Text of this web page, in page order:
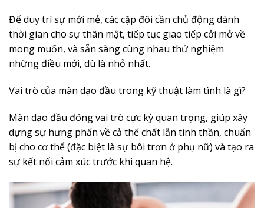
Để duy trì sự mới mẻ, các cặp đôi cần chủ động dành
thời gian cho sự thân mật, tiếp tục giao tiếp cởi mở về
mong muốn, và sẵn sàng cùng nhau thử nghiệm
những điều mới, dù là nhỏ nhất.
Vai trò của màn dạo đầu trong kỹ thuật làm tình là gì?
Màn dạo đầu đóng vai trò cực kỳ quan trọng, giúp xây
dựng sự hưng phấn về cả thể chất lẫn tinh thần, chuẩn
bị cho cơ thể (đặc biệt là sự bôi trơn ở phụ nữ) và tạo ra
sự kết nối cảm xúc trước khi quan hệ.